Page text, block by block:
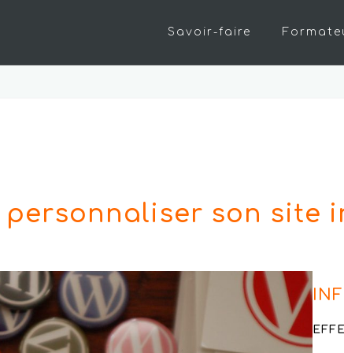
Savoir-faire
personnaliser son site